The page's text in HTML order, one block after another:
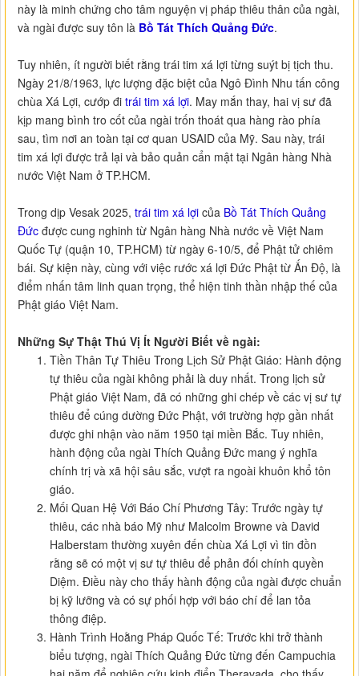
này là minh chứng cho tâm nguyện vị pháp thiêu thân của ngài,
và ngài được suy tôn là Bồ Tát Thích Quảng Đức.
Tuy nhiên, ít người biết rằng trái tim xá lợi từng suýt bị tịch thu.
Ngày 21/8/1963, lực lượng đặc biệt của Ngô Đình Nhu tấn công
chùa Xá Lợi, cướp đi trái tim xá lợi. May mắn thay, hai vị sư đã
kịp mang bình tro cốt của ngài trốn thoát qua hàng rào phía
sau, tìm nơi an toàn tại cơ quan USAID của Mỹ. Sau này, trái
tim xá lợi được trả lại và bảo quản cẩn mật tại Ngân hàng Nhà
nước Việt Nam ở TP.HCM.
Trong dịp Vesak 2025, trái tim xá lợi của Bồ Tát Thích Quảng
Đức được cung nghinh từ Ngân hàng Nhà nước về Việt Nam
Quốc Tự (quận 10, TP.HCM) từ ngày 6-10/5, để Phật tử chiêm
bái. Sự kiện này, cùng với việc rước xá lợi Đức Phật từ Ấn Độ, là
điểm nhấn tâm linh quan trọng, thể hiện tinh thần nhập thế của
Phật giáo Việt Nam.
Những Sự Thật Thú Vị Ít Người Biết về ngài:
Tiền Thân Tự Thiêu Trong Lịch Sử Phật Giáo: Hành động
tự thiêu của ngài không phải là duy nhất. Trong lịch sử
Phật giáo Việt Nam, đã có những ghi chép về các vị sư tự
thiêu để cúng dường Đức Phật, với trường hợp gần nhất
được ghi nhận vào năm 1950 tại miền Bắc. Tuy nhiên,
hành động của ngài Thích Quảng Đức mang ý nghĩa
chính trị và xã hội sâu sắc, vượt ra ngoài khuôn khổ tôn
giáo.
Mối Quan Hệ Với Báo Chí Phương Tây: Trước ngày tự
thiêu, các nhà báo Mỹ như Malcolm Browne và David
Halberstam thường xuyên đến chùa Xá Lợi vì tin đồn
rằng sẽ có một vị sư tự thiêu để phản đối chính quyền
Diệm. Điều này cho thấy hành động của ngài được chuẩn
bị kỹ lưỡng và có sự phối hợp với báo chí để lan tỏa
thông điệp.
Hành Trình Hoằng Pháp Quốc Tế: Trước khi trở thành
biểu tượng, ngài Thích Quảng Đức từng đến Campuchia